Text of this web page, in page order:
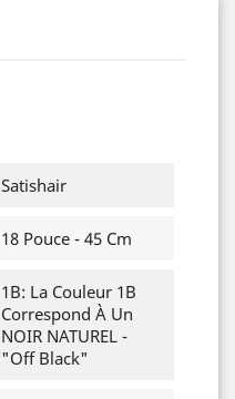
Satishair
18 Pouce - 45 Cm
1B: La Couleur 1B
Correspond À Un
NOIR NATUREL -
"Off Black"